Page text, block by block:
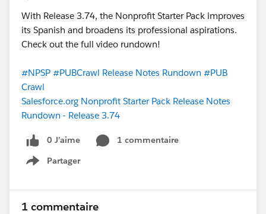
With Release 3.74, the Nonprofit Starter Pack improves
its Spanish and broadens its professional aspirations.
Check out the full video rundown!
#NPSP #PUBCrawl Release Notes Rundown #PUB
Crawl
Salesforce.org Nonprofit Starter Pack Release Notes
Rundown - Release 3.74
0 J’aime
1 commentaire
Partager
Show menu
1 commentaire